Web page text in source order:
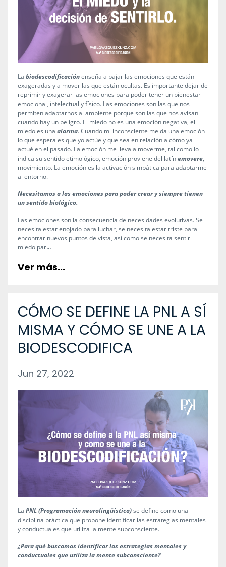
La biodescodificaciónenseña a bajar las emociones que están
exageradas y a mover las que están ocultas. Es importante dejar de
reprimir y exagerar las emociones para poder tener un bienestar
emocional, intelectual y físico. Las emociones son las que nos
permiten adaptarnos al ambiente porque son las que nos avisan
cuando hay un peligro. El miedo no es una emoción negativa, el
miedo es una alarma. Cuando mi inconsciente me da una emoción
lo que espera es que yo actúe y que sea en relación a cómo ya
actué en el pasado. La emoción me lleva a moverme, tal como lo
indica su sentido etimológico, emoción proviene del latínemovere,
movimiento. La emoción es la activación simpática para adaptarme
al entorno.
Necesitamos a las emociones para poder crear y siempre tienen
un sentido biológico.
Las emociones son la consecuencia de necesidades evolutivas. Se
necesita estar enojado para luchar, se necesita estar triste para
encontrar nuevos puntos de vista, así como se necesita sentir
miedo par...
Ver más...
CÓMO SE DEFINE LA PNL A SÍ
MISMA Y CÓMO SE UNE A LA
BIODESCODIFICA
Jun 27, 2022
La PNL (Programación neurolingüística)se define como una
disciplina práctica que propone identificar las estrategias mentales
y conductuales que utiliza la mente subconsciente.
¿Para qué buscamos identificar las estrategias mentales y
conductuales que utiliza la mente subconsciente?